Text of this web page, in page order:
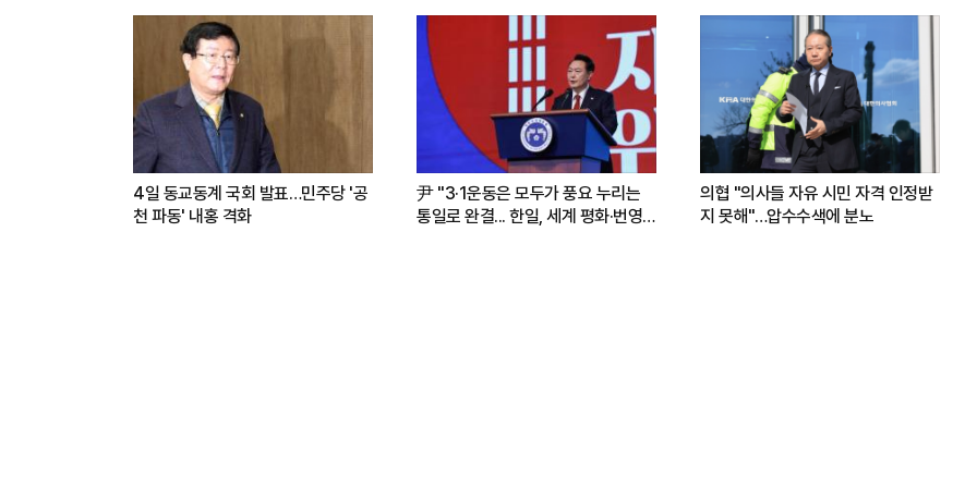
4일 동교동계 국회 발표…민주당 '공
천 파동' 내홍 격화
尹 "3·1운동은 모두가 풍요 누리는
통일로 완결... 한일, 세계 평화·번영
의협 "의사들 자유 시민 자격 인정받
지 못해"…압수수색에 분노